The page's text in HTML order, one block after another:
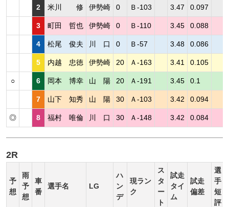
2 米川 修 伊勢崎 0 Ｂ-103 3.47 0.097
3 町田 哲也 伊勢崎 0 Ｂ-110 3.45 0.088
4 松尾 俊夫 川 口 0 Ｂ-57 3.48 0.086
5 内越 忠徳 伊勢崎 20 Ａ-163 3.41 0.105
○ 6 岡本 博幸 山 陽 20 Ａ-191 3.45 0.1
7 山下 知秀 山 陽 30 Ａ-103 3.42 0.094
◎ 8 福村 唯倫 川 口 30 Ａ-148 3.42 0.084
2R
予
想
雨
予
想
車
番
選手名 LG
ハ
ン
デ
現ラン
ク
ス
タ
ー
ト
試走
タイ
ム
試走
偏差
選
手
短
評